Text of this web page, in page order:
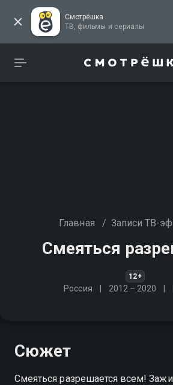
Смотрёшка
ТВ, фильмы и сериалы
Главная / Записи ТВ-
Смеяться
12+
Россия 2012 – 2020
Сюжет
Смеяться разрешается всем!